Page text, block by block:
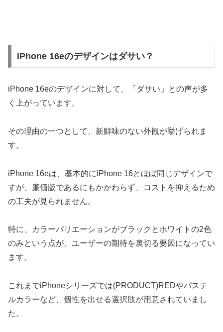
iPhone 16eのデザインはダサい？
iPhone 16eのデザインに対して、「ダサい」との声が多
く上がっています。
その理由の一つとして、新鮮味のない外観が挙げられま
す。
iPhone 16eは、基本的にiPhone 16とほぼ同じデザインで
すが、廉価版であるにもかかわらず、コストを抑えるため
の工夫が見られません。
特に、カラーバリエーションがブラックとホワイトの2色
のみという点が、ユーザーの期待を裏切る要因になってい
ます。
これまでiPhoneシリーズでは(PRODUCT)REDやパステ
ルカラーなど、個性を出せる選択肢が用意されていまし
た。